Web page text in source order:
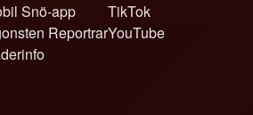
Snö-app
Reportrar
TikTok
YouTube